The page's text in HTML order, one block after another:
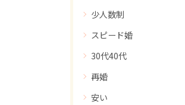
少人数制
スピード婚
30代40代
再婚
安い